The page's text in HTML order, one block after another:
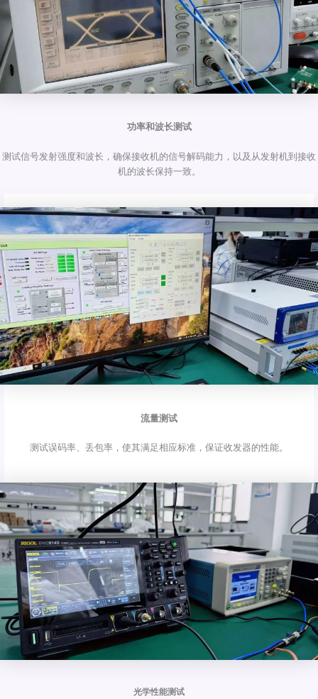
功率和波长测试
测试信号发射强度和波长，确保接收机的信号解码能力，以及从发射机到接收
机的波长保持一致。
流量测试
测试误码率、丢包率，使其满足相应标准，保证收发器的性能。
光学性能测试